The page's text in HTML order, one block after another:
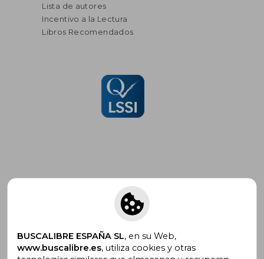
Lista de autores
Incentivo a la Lectura
Libros Recomendados
Suscríbete para recibir ofertas y
promociones
BUSCALIBRE ESPAÑA SL, en su Web,
www.buscalibre.es, utiliza cookies y otras